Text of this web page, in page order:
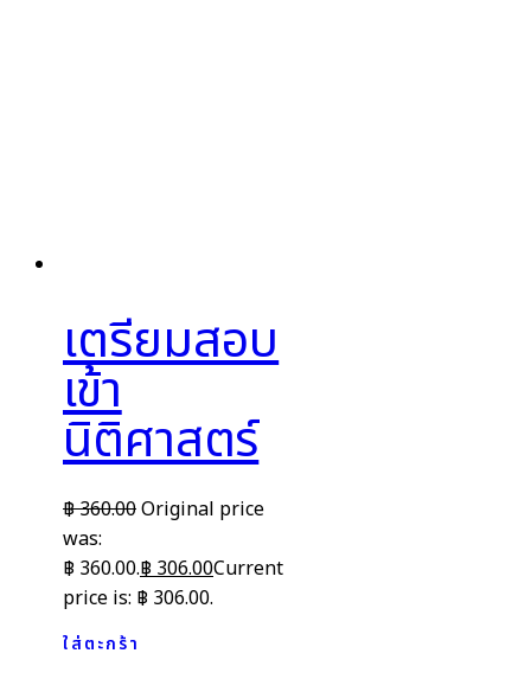
เตรียมสอบ
เข้า
นิติศาสตร์
฿360.00Original price
was:
฿ 360.00.฿ 306.00Current
price is: ฿ 306.00.
ใส่ตะกร้า